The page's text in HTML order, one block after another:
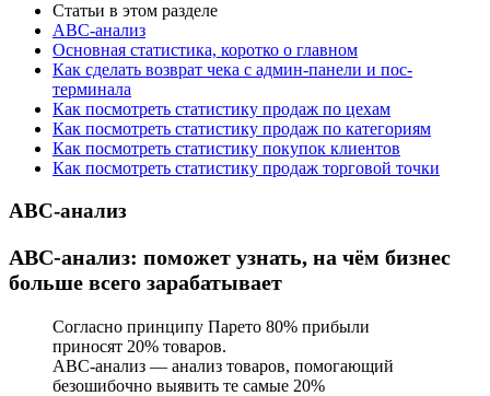
Статьи в этом разделе
ABC-анализ
Основная статистика, коротко о главном
Как сделать возврат чека с админ-панели и пос-
терминала
Как посмотреть статистику продаж по цехам
Как посмотреть статистику продаж по категориям
Как посмотреть статистику покупок клиентов
Как посмотреть статистику продаж торговой точки
ABC-анализ
АВС-анализ: поможет узнать, на чём бизнес
больше всего зарабатывает
Согласно принципу Парето 80% прибыли
приносят 20% товаров.
АBC-анализ — анализ товаров, помогающий
безошибочно выявить те самые 20%